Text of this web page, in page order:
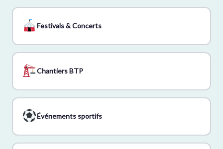
Festivals & Concerts
Chantiers BTP
Événements sportifs